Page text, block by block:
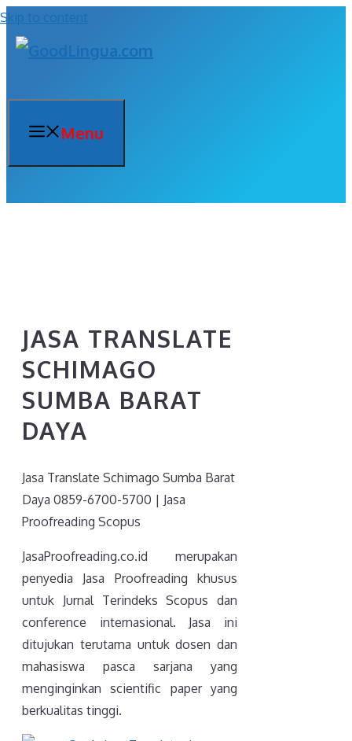
Skip to content
Menu
JASA TRANSLATE
SCHIMAGO
SUMBA BARAT
DAYA
Jasa Translate Schimago Sumba Barat
Daya 0859-6700-5700 | Jasa
Proofreading Scopus
JasaProofreading.co.id merupakan
penyedia Jasa Proofreading khusus
untuk Jurnal Terindeks Scopus dan
conference internasional. Jasa ini
ditujukan terutama untuk dosen dan
mahasiswa pasca sarjana yang
menginginkan scientific paper yang
berkualitas tinggi.